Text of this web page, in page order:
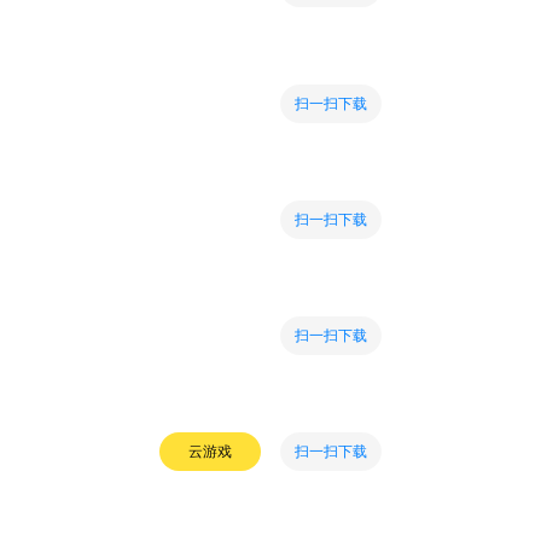
扫一扫下载
扫一扫下载
扫一扫下载
云游戏 扫一扫下载